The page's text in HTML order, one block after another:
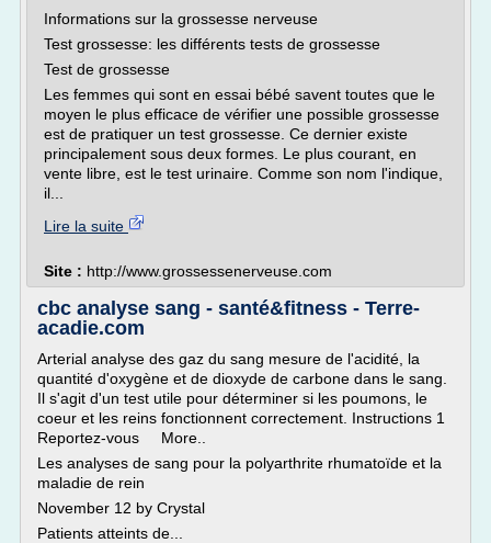
Informations sur la grossesse nerveuse
Test grossesse: les différents tests de grossesse
Test de grossesse
Les femmes qui sont en essai bébé savent toutes que le
moyen le plus efficace de vérifier une possible grossesse
est de pratiquer un test grossesse. Ce dernier existe
principalement sous deux formes. Le plus courant, en
vente libre, est le test urinaire. Comme son nom l'indique,
il...
Lire la suite
Site : http://www.grossessenerveuse.com
cbc analyse sang - santé&fitness - Terre-
acadie.com
Arterial analyse des gaz du sang mesure de l'acidité, la
quantité d'oxygène et de dioxyde de carbone dans le sang.
Il s'agit d'un test utile pour déterminer si les poumons, le
coeur et les reins fonctionnent correctement. Instructions 1
Reportez-vous More..
Les analyses de sang pour la polyarthrite rhumatoïde et la
maladie de rein
November 12 by Crystal
Patients atteints de...